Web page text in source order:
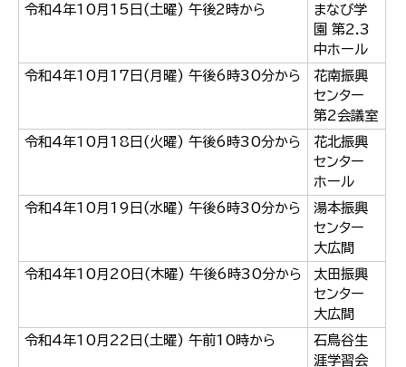
令和4年10月15日(土曜) 午後2時から
まなび学
園 第2.3
中ホール
令和4年10月17日(月曜) 午後6時30分から
花南振興
センター
第2会議室
令和4年10月18日(火曜) 午後6時30分から
花北振興
センター
ホール
令和4年10月19日(水曜) 午後6時30分から
湯本振興
センター
大広間
令和4年10月20日(木曜) 午後6時30分から
太田振興
センター
大広間
令和4年10月22日(土曜) 午前10時から
石鳥谷生
涯学習会